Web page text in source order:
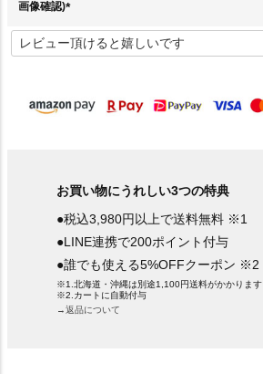
画像確認)
必
須
お買い物にうれしい3つの特典
●税込3,980円以上で送料無料 ※1
●LINE連携で200ポイント付与
●誰でも使える5%OFFクーポン ※2
※1.北海道・沖縄は別途1,100円送料がかかります
※2.カートに自動付与
→返品について